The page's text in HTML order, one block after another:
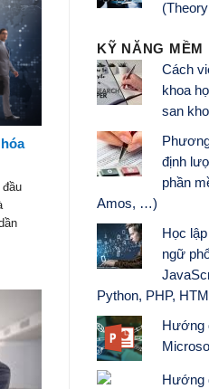
KỸ NĂNG MỀM
Cách
khoa
san
định
phần
Amos, …)
Học
ngữ
Python, PHP,
Hướng
Hướng